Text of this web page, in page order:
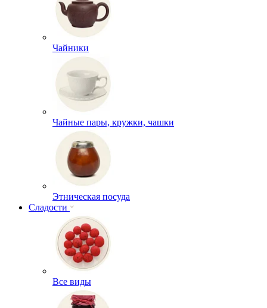
Чайники
Чайные пары, кружки, чашки
Этническая посуда
Сладости
Все виды